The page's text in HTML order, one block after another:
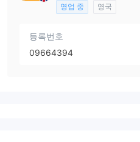
영업 중 영국
등록번호
09664394